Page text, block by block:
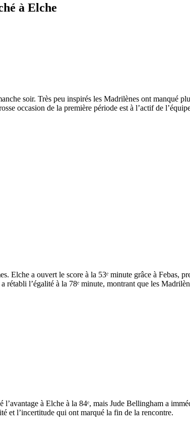
à Elche
soir. Très peu inspirés les Madrilènes ont manqué
occasion de la première période est à l’actif de
Elche a ouvert le score à la 53ᵉ minute grâce à Febas,
l’égalité à la 78ᵉ minute, montrant que les
à Elche à la 84ᵉ, mais Jude Bellingham a
et l’incertitude qui ont marqué la fin de la rencontre.